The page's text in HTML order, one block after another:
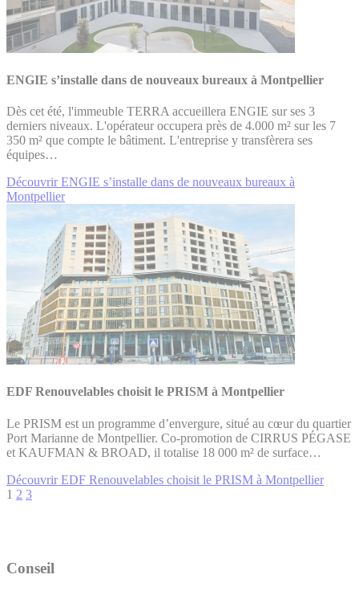
ENGIE s’installe dans de nouveaux bureaux à Montpellier
Dès cet été, l'immeuble TERRA accueillera ENGIE sur ses 3
derniers niveaux. L'opérateur occupera près de 4.000 m² sur les 7
350 m² que compte le bâtiment. L'entreprise y transfèrera ses
équipes…
Découvrir ENGIE s’installe dans de nouveaux bureaux à
Montpellier
EDF Renouvelables choisit le PRISM à Montpellier
Le PRISM est un programme d’envergure, situé au cœur du quartier
Port Marianne de Montpellier. Co-promotion de CIRRUS PÉGASE
et KAUFMAN & BROAD, il totalise 18 000 m² de surface…
Découvrir EDF Renouvelables choisit le PRISM à Montpellier
1 2 3
Conseil